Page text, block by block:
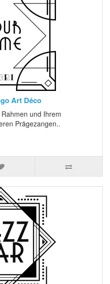
Art Déco
und Ihrem
Prägezangen..